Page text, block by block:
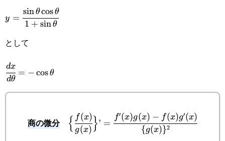
\sin\theta
y=\cfrac{\sin\theta\cos\theta}
{1+\sin\theta}
y =
1 + sinθ
sinθ cosθ
として
\cfrac{dx}
{d\theta}=-
dθ
dx
= −cosθ
商の微分
\Big\{\cfrac{f(x)}
{g(x)}\Big\}’=\cfrac{f'(x)g(x)-
{ g(x)
f(x)}’ =
{g(x)}2
f′(x)g(x) − f(x)g′(x)